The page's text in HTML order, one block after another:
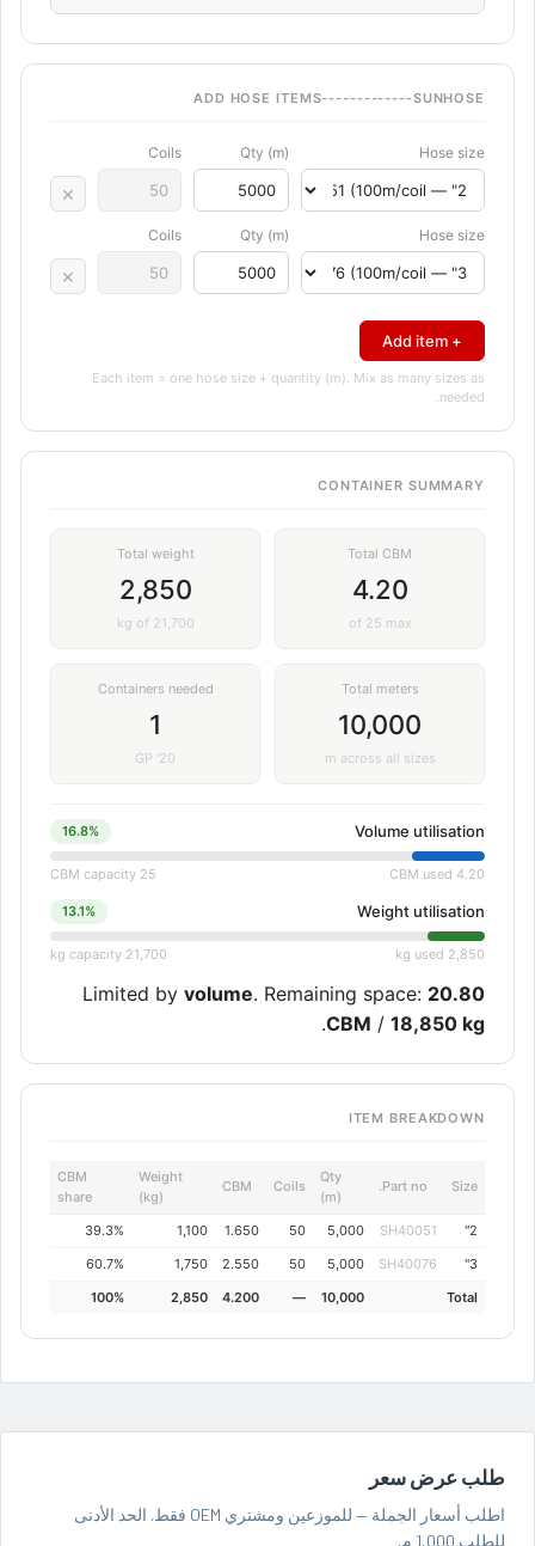
ADD HOSE ITEMS-------------SUNHOSE
Hose size
Qty (m)
Coils
×
Hose size
Qty (m)
Coils
×
+ Add item
Each item = one hose size + quantity (m). Mix as many sizes as
needed.
CONTAINER SUMMARY
Total CBM
4.20
of 25 max
Total weight
2,850
kg of 21,700
Total meters
10,000
m across all sizes
Containers needed
1
20' GP
Volume utilisation
16.8%
4.20 CBM used
25 CBM capacity
Weight utilisation
13.1%
2,850 kg used
21,700 kg capacity
Limited by volume. Remaining space: 20.80
CBM / 18,850 kg
.
ITEM BREAKDOWN
Size
Part no.
Qty
(m)
Coils
CBM
Weight
(kg)
CBM
share
2"
SH40051
5,000
50
1.650
1,100
39.3%
3"
SH40076
5,000
50
2.550
1,750
60.7%
Total
10,000
—
4.200
2,850
100%
طلب عرض سعر
اطلب أسعار الجملة — للموزعين ومشتري OEM فقط. الحد الأدنى
للطلب 1,000 م.